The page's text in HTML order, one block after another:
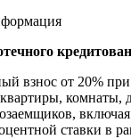
взнос от 20%
комнаты,
ставки в